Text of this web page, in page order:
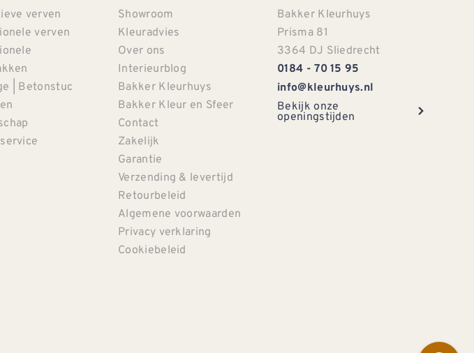
verven
verven
| Betonstuc
Showroom
Kleuradvies
Over ons
Interieurblog
Bakker Kleurhuys
Bakker Kleur en Sfeer
Contact
Zakelijk
Garantie
Verzending & levertijd
Retourbeleid
Algemene voorwaarden
Privacy verklaring
Cookiebeleid
Bakker Kleurhuys
Prisma 81
3364 DJ Sliedrecht
0184 - 70 15 95
info@kleurhuys.nl
Bekijk onze
openingstijden